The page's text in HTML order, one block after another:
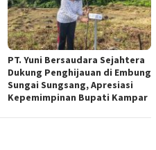
PT. Yuni Bersaudara Sejahtera
Dukung Penghijauan di Embung
Sungai Sungsang, Apresiasi
Kepemimpinan Bupati Kampar ‎